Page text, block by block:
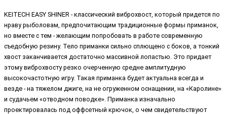
KEITECH EASY SHINER - классический виброхвост, который придется по
нраву рыболовам, предпочитающим традиционные формы приманок,
но вместе с тем - желающим попробовать в работе современную
съедобную резину. Тело приманки сильно сплющено с боков, а тонкий
хвост заканчивается достаточно массивной лопастью. Это придает
этому виброхвосту резко очерченную средне амплитудную
высокочастотную игру. Такая приманка будет актуальна всегда и
везде - на тяжелом джиге, на не огруженном оснащении, на «Каролине»
и судачьем «отводном поводке». Приманка изначально
проектировалась под оффсетный крючок, о чем свидетельствуют